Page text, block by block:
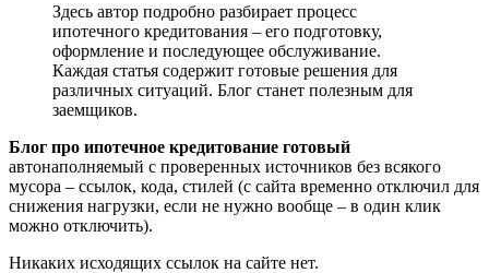
Здесь автор подробно разбирает процесс
ипотечного кредитования – его подготовку,
оформление и последующее обслуживание.
Каждая статья содержит готовые решения для
различных ситуаций. Блог станет полезным для
заемщиков.
Блог про ипотечное кредитование готовый
автонаполняемый с проверенных источников без всякого
мусора – ссылок, кода, стилей (с сайта временно отключил для
снижения нагрузки, если не нужно вообще – в один клик
можно отключить).
Никаких исходящих ссылок на сайте нет.